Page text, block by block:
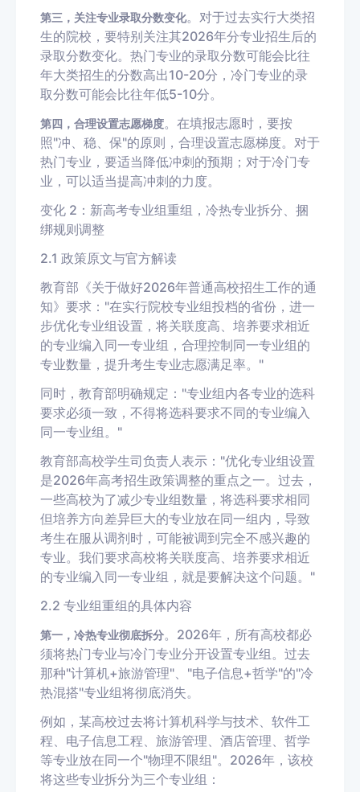
第三，关注专业录取分数变化。对于过去实行大类招
生的院校，要特别关注其2026年分专业招生后的
录取分数变化。热门专业的录取分数可能会比往
年大类招生的分数高出10-20分，冷门专业的录
取分数可能会比往年低5-10分。
第四，合理设置志愿梯度。在填报志愿时，要按
照"冲、稳、保"的原则，合理设置志愿梯度。对于
热门专业，要适当降低冲刺的预期；对于冷门专
业，可以适当提高冲刺的力度。
变化 2：新高考专业组重组，冷热专业拆分、捆
绑规则调整
2.1 政策原文与官方解读
教育部《关于做好2026年普通高校招生工作的通
知》要求："在实行院校专业组投档的省份，进一
步优化专业组设置，将关联度高、培养要求相近
的专业编入同一专业组，合理控制同一专业组的
专业数量，提升考生专业志愿满足率。"
同时，教育部明确规定："专业组内各专业的选科
要求必须一致，不得将选科要求不同的专业编入
同一专业组。"
教育部高校学生司负责人表示："优化专业组设置
是2026年高考招生政策调整的重点之一。过去，
一些高校为了减少专业组数量，将选科要求相同
但培养方向差异巨大的专业放在同一组内，导致
考生在服从调剂时，可能被调到完全不感兴趣的
专业。我们要求高校将关联度高、培养要求相近
的专业编入同一专业组，就是要解决这个问题。"
2.2 专业组重组的具体内容
第一，冷热专业彻底拆分。2026年，所有高校都必
须将热门专业与冷门专业分开设置专业组。过去
那种"计算机+旅游管理"、"电子信息+哲学"的"冷
热混搭"专业组将彻底消失。
例如，某高校过去将计算机科学与技术、软件工
程、电子信息工程、旅游管理、酒店管理、哲学
等专业放在同一个"物理不限组"。2026年，该校
将这些专业拆分为三个专业组：